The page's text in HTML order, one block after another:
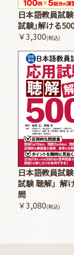
日本語教員試
試験｣解ける
￥3,300(税込)
日本語教員試
試験 聴解」解
問
￥3,080(税込)